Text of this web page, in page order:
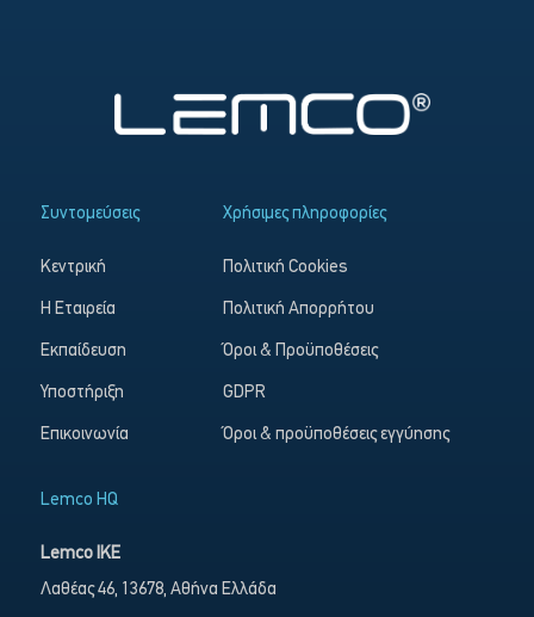
Συντομεύσεις
Κεντρική
Η Εταιρεία
Εκπαίδευση
Υποστήριξη
Επικοινωνία
Χρήσιμες πληροφορίες
Πολιτική Cookies
Πολιτική Απορρήτου
Όροι & Προϋποθέσεις
GDPR
Όροι & προϋποθέσεις εγγύησης
Lemco HQ
Lemco IKE
Λαθέας 46, 13678, Αθήνα Ελλάδα